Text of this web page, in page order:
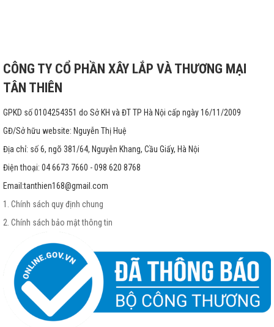
CÔNG TY CỔ PHẦN XÂY LẮP VÀ THƯƠNG MẠI
TÂN THIÊN
GPKD số 0104254351 do Sở KH và ĐT TP Hà Nội cấp ngày 16/11/2009
GĐ/Sở hữu website: Nguyễn Thị Huệ
Địa chỉ: số 6, ngõ 381/64, Nguyễn Khang, Cầu Giấy, Hà Nội
Điện thoại: 04 6673 7660 - 098 620 8768
Email:tanthien168@gmail.com
1. Chính sách quy định chung
2. Chính sách bảo mật thông tin